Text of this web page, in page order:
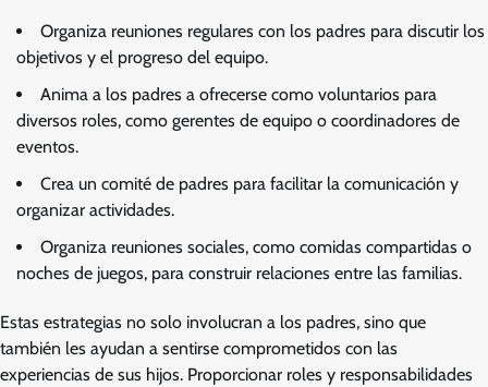
Organiza reuniones regulares con los padres para discutir los
objetivos y el progreso del equipo.
Anima a los padres a ofrecerse como voluntarios para
diversos roles, como gerentes de equipo o coordinadores de
eventos.
Crea un comité de padres para facilitar la comunicación y
organizar actividades.
Organiza reuniones sociales, como comidas compartidas o
noches de juegos, para construir relaciones entre las familias.
Estas estrategias no solo involucran a los padres, sino que
también les ayudan a sentirse comprometidos con las
experiencias de sus hijos. Proporcionar roles y responsabilidades